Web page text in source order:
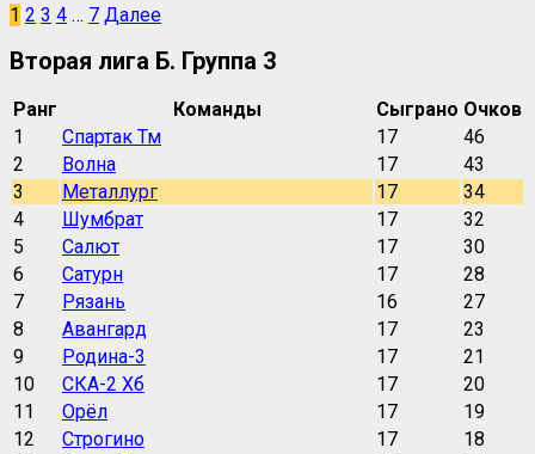
1 2 3 4 … 7 Далее
Вторая лига Б. Группа 3
Ранг Команды Сыграно Очков
1
Спартак Тм 17
46
2
Волна 17
43
3
Металлург 17
34
4
Шумбрат 17
32
5
Салют 17
30
6
Сатурн 17
28
7
Рязань 16
27
8
Авангард 17
23
9
Родина-3 17
21
10
СКА-2 Хб 17
20
11
Орёл 17
19
12
Строгино 17
18